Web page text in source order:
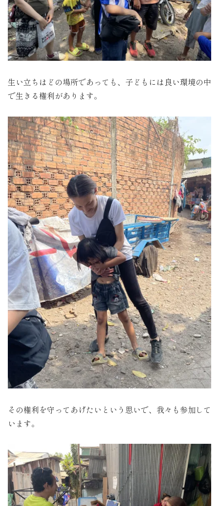
生い立ちはどの場所であっても、子どもには良い環境の中
で生きる権利があります。
その権利を守ってあげたいという思いで、我々も参加して
います。